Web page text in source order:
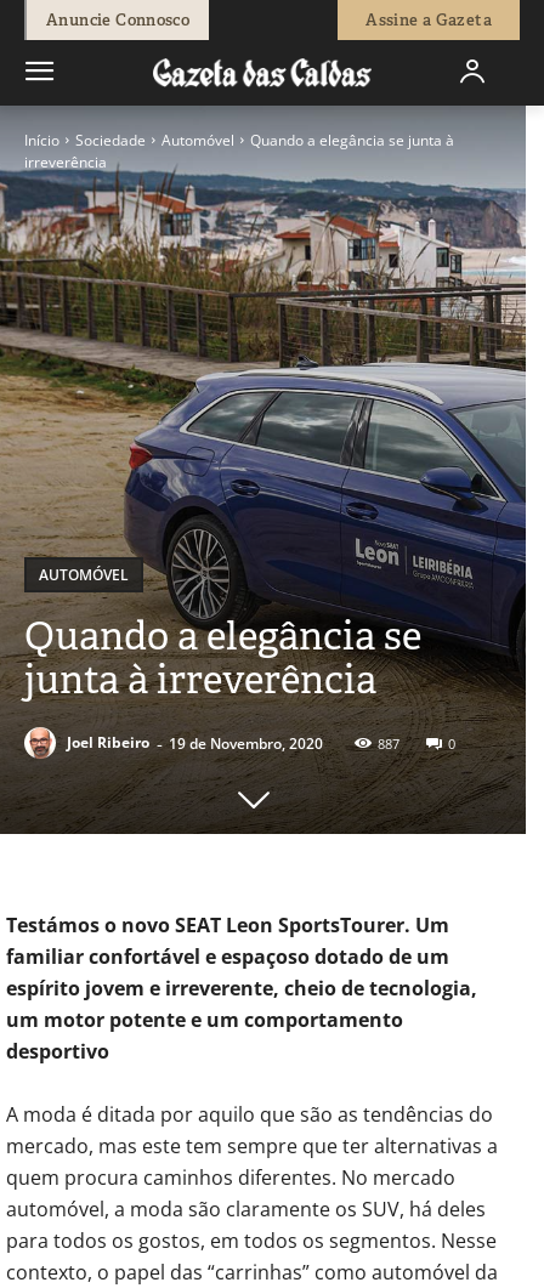
Anuncie Connosco Assine a Gazeta
Início Sociedade Automóvel
Quando a elegância se junta à
irreverência
AUTOMÓVEL
Quando a elegância se
junta à irreverência
Joel Ribeiro - 19 de Novembro, 2020 887 0
Testámos o novo SEAT Leon SportsTourer. Um
familiar confortável e espaçoso dotado de um
espírito jovem e irreverente, cheio de tecnologia,
um motor potente e um comportamento
desportivo
A moda é ditada por aquilo que são as tendências do
mercado, mas este tem sempre que ter alternativas a
quem procura caminhos diferentes. No mercado
automóvel, a moda são claramente os SUV, há deles
para todos os gostos, em todos os segmentos. Nesse
contexto, o papel das “carrinhas” como automóvel da